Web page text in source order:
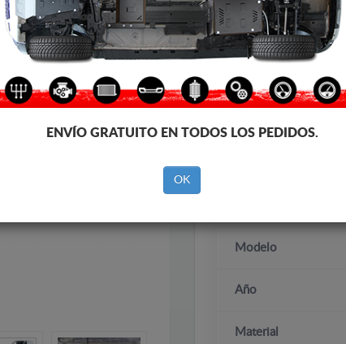
Código de producto: 30.033
176
IVA incl.
Modelo
Año
Material
ENVÍO GRATUITO EN TODOS LOS PEDIDOS.
OK